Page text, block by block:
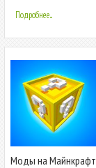
Подробнее...
Моды на Майнкрафт